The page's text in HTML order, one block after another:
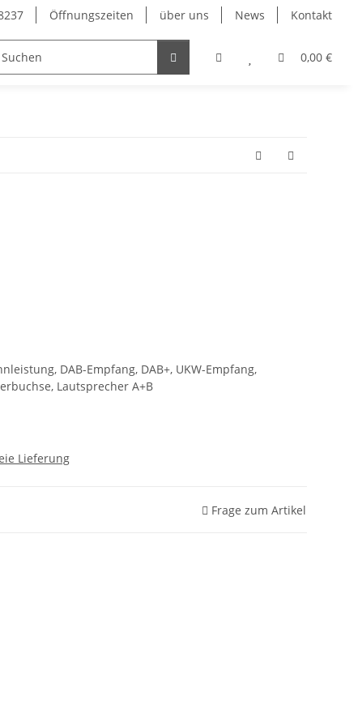
Öffnungszeiten über uns News Kontakt
0,00 €
DAB-Empfang, DAB+, UKW-Empfang,
Lautsprecher A+B
Lieferung
Frage zum Artikel